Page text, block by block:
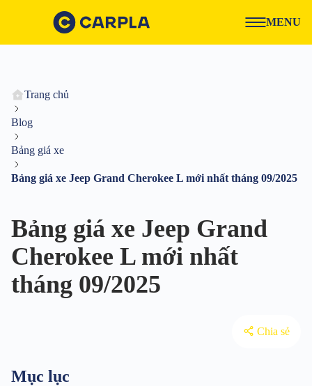
MENU
Trang chủ
Blog
Bảng giá xe
Bảng giá xe Jeep Grand Cherokee L mới nhất tháng 09/2025
Bảng giá xe Jeep Grand
Cherokee L mới nhất
tháng 09/2025
Chia sẻ
Mục lục